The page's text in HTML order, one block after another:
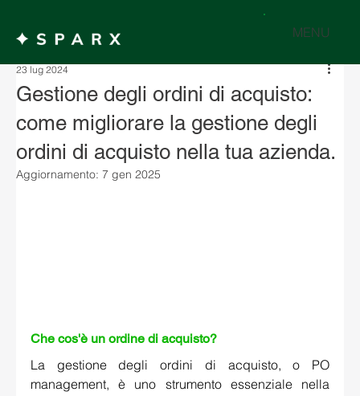
MENU
Gestione degli ordini di acquisto:
come migliorare la gestione degli
ordini di acquisto nella tua azienda.
23 lug 2024
Aggiornamento: 7 gen 2025
Che cos'è un ordine di acquisto?
La gestione degli ordini di acquisto, o PO
management, è uno strumento essenziale nella